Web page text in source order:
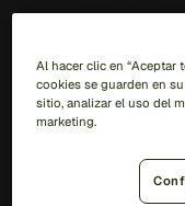
AML Transaction
Watchlist
Al hacer clic en “Aceptar
cookies se guarden en
sitio, analizar el uso del
marketing.